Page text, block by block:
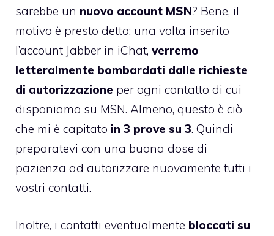
sarebbe un nuovo account MSN? Bene, il
motivo è presto detto: una volta inserito
l’account Jabber in iChat, verremo
letteralmente bombardati dalle richieste
di autorizzazione per ogni contatto di cui
disponiamo su MSN. Almeno, questo è ciò
che mi è capitato in 3 prove su 3. Quindi
preparatevi con una buona dose di
pazienza ad autorizzare nuovamente tutti i
vostri contatti.
Inoltre, i contatti eventualmente bloccati su